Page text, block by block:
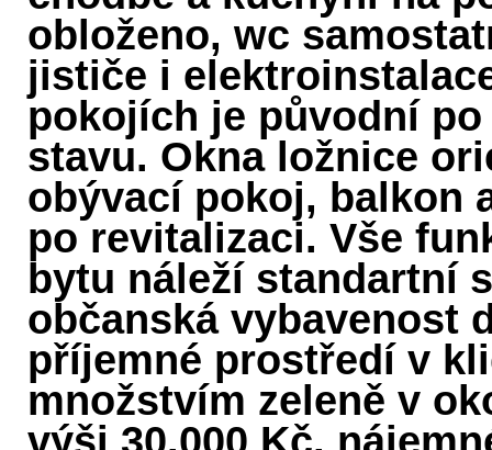
obloženo, wc
jističe i
pokojích je původní
stavu. Okna ložnice
obývací pokoj, balkon
po revitalizaci. Vše
bytu náleží standartní
občanská vybavenost
příjemné prostředí v
množstvím zeleně v